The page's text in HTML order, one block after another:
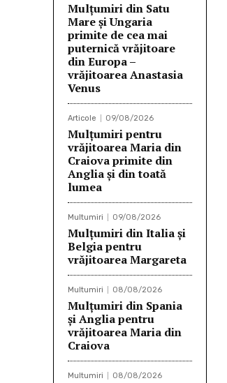
Mulţumiri din Satu
Mare și Ungaria
primite de cea mai
puternică vrăjitoare
din Europa –
vrăjitoarea Anastasia
Venus
Articole 09/08/2026
Mulţumiri pentru
vrăjitoarea Maria din
Craiova primite din
Anglia și din toată
lumea
Multumiri 09/08/2026
Mulțumiri din Italia și
Belgia pentru
vrăjitoarea Margareta
Multumiri 08/08/2026
Mulţumiri din Spania
şi Anglia pentru
vrăjitoarea Maria din
Craiova
Multumiri 08/08/2026